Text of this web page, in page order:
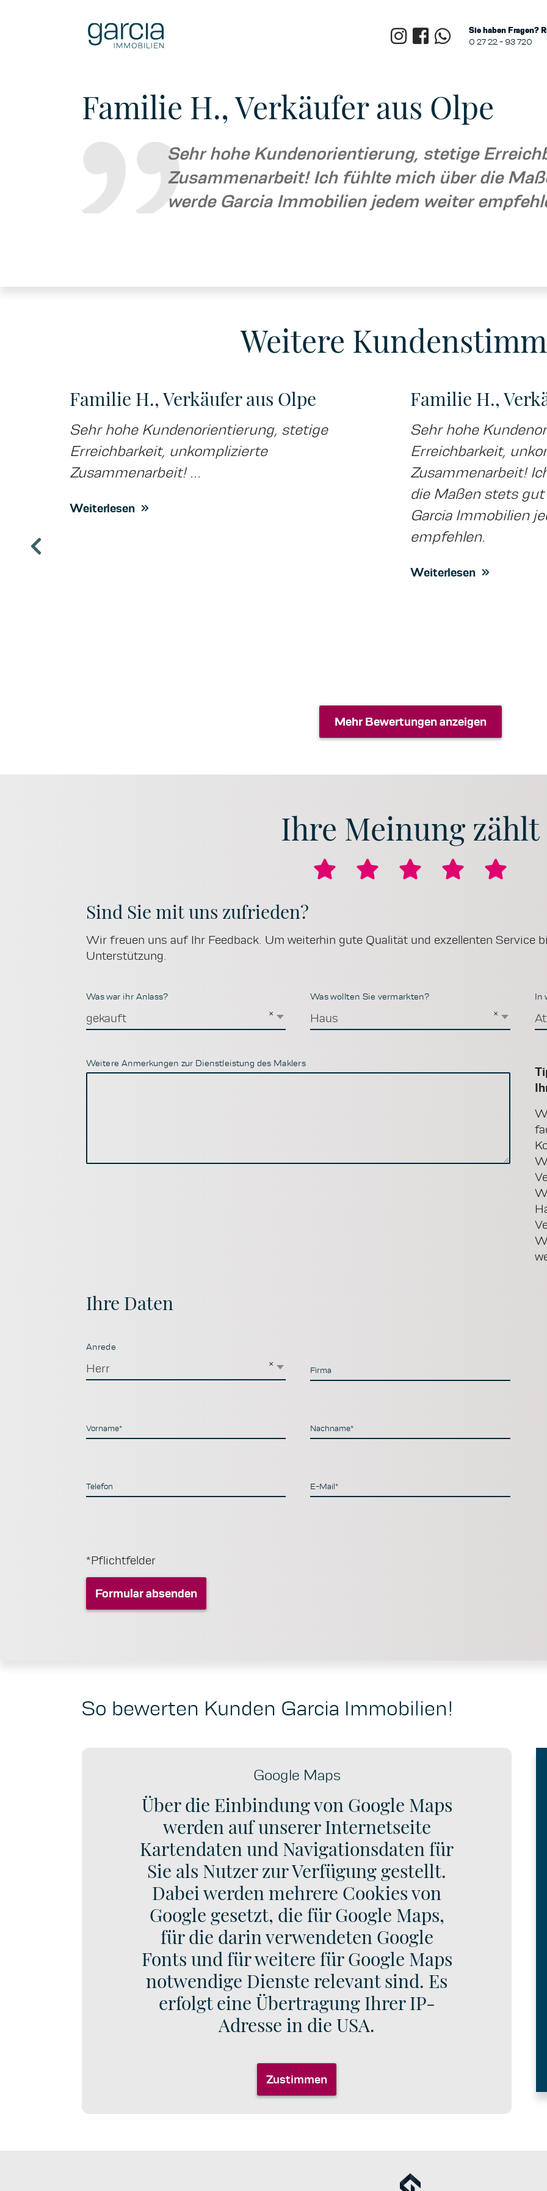
Sie haben Fragen?
0 27 22 - 93 720
Familie H., Verkäufer aus Olpe
Sehr hohe Kundenorientierung, stetige
Zusammenarbeit! Ich fühlte mich über die
werde Garcia Immobilien jedem weiter
Weitere
Familie H., Verkäufer aus Olpe
Sehr hohe Kundenorientierung, stetige
Erreichbarkeit, unkomplizierte
Zusammenarbeit! ...
Weiterlesen
Familie H.,
Sehr hohe
Erreichbarkeit,
Zusammenarbeit!
die Maßen stets
Garcia Immobilien
empfehlen.
Weiterlesen
Mehr Bewertungen anzeigen
Mehr Bewertungen anzeigen
Ihre Meinung zählt
Sind Sie mit uns zufrieden?
Wir freuen uns auf Ihr Feedback. Um weiterhin gute Qualität und exzellenten Service
Unterstützung.
Was war ihr Anlass?
×
gekauft
Was wollten Sie vermarkten?
×
Haus
In
Weitere Anmerkungen zur Dienstleistung des Maklers
Ihre Daten
Anrede
×
Herr Firma
Vorname* Nachname*
Telefon E-Mail*
*Pflichtfelder
Formular absenden
Formular absenden
So bewerten Kunden Garcia Immobilien!
Google Maps
Über die Einbindung von Google Maps
werden auf unserer Internetseite
Kartendaten und Navigationsdaten für
Sie als Nutzer zur Verfügung gestellt.
Dabei werden mehrere Cookies von
Google gesetzt, die für Google Maps,
für die darin verwendeten Google
Fonts und für weitere für Google Maps
notwendige Dienste relevant sind. Es
erfolgt eine Übertragung Ihrer IP-
Adresse in die USA.
Zustimmen